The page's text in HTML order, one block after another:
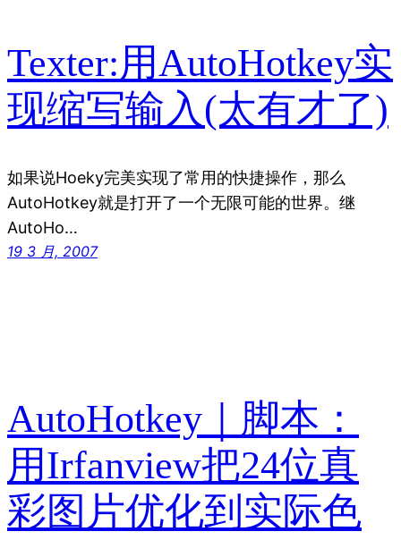
Texter:用AutoHotkey实
现缩写输入(太有才了)
如果说Hoeky完美实现了常用的快捷操作，那么
AutoHotkey就是打开了一个无限可能的世界。继
AutoHo…
19 3 月, 2007
AutoHotkey｜脚本：
用Irfanview把24位真
彩图片优化到实际色